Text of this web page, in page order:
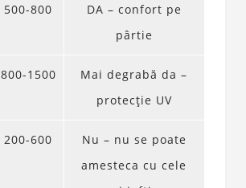
500-800
DA – confort pe
pârtie
800-1500
Mai degrabă da –
protecție UV
200-600
Nu – nu se poate
amesteca cu cele